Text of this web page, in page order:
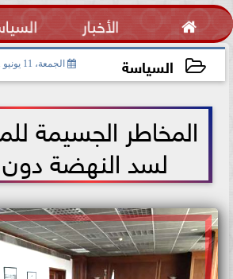
 الأخبار
السياسة الجمعة، 11 يونيو 2021
المخاطر الجسيمة
لسد النهضة